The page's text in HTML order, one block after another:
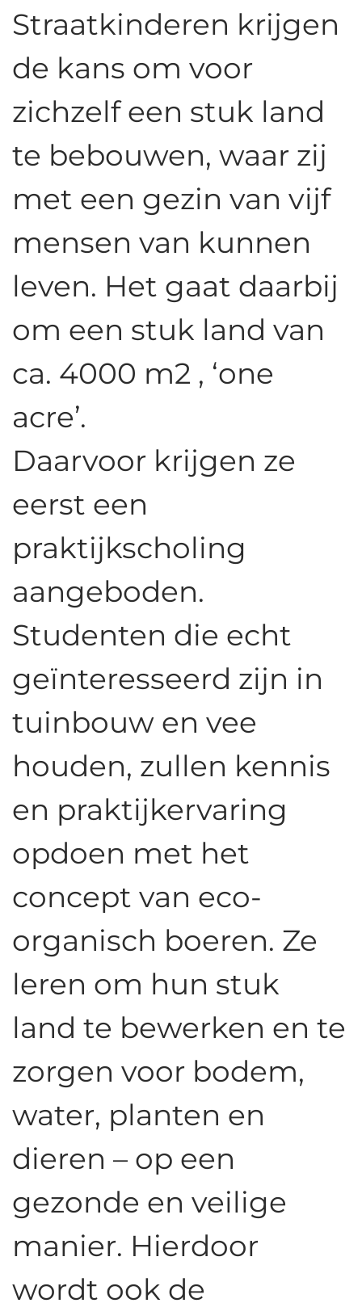
Straatkinderen krijgen
de kans om voor
zichzelf een stuk land
te bebouwen, waar zij
met een gezin van vijf
mensen van kunnen
leven. Het gaat daarbij
om een stuk land van
ca. 4000 m2 , ‘one
acre’.
Daarvoor krijgen ze
eerst een
praktijkscholing
aangeboden.
Studenten die echt
geïnteresseerd zijn in
tuinbouw en vee
houden, zullen kennis
en praktijkervaring
opdoen met het
concept van eco-
organisch boeren. Ze
leren om hun stuk
land te bewerken en te
zorgen voor bodem,
water, planten en
dieren – op een
gezonde en veilige
manier. Hierdoor
wordt ook de